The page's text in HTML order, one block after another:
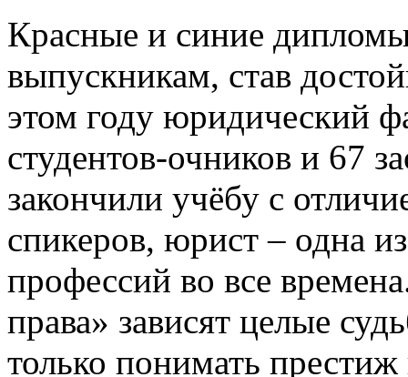
Красные и синие
выпускникам, став
этом году юридический
студентов-очников и 67
закончили учёбу с
спикеров, юрист – одна
профессий во все
права» зависят целые
только понимать